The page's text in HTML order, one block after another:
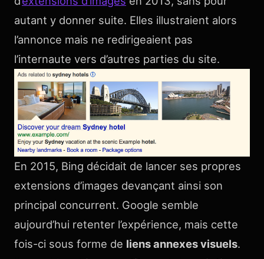
autant y donner suite. Elles illustraient alors
l’annonce mais ne redirigeaient pas
l’internaute vers d’autres parties du site.
En 2015, Bing décidait de lancer ses propres
extensions d’images devançant ainsi son
principal concurrent. Google semble
aujourd’hui retenter l’expérience, mais cette
fois-ci sous forme de liens annexes visuels.